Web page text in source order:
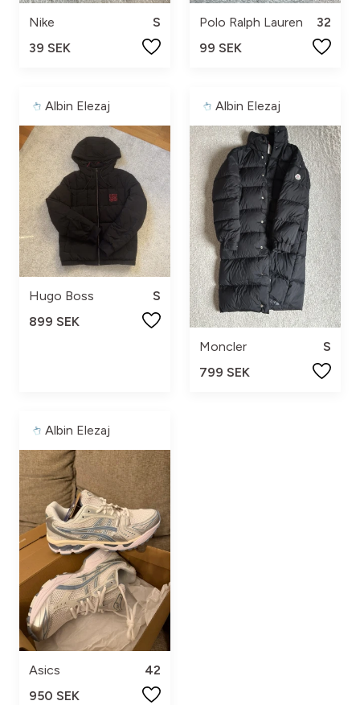
Nike
S
39 SEK
Polo Ralph Lauren
32
99 SEK
Albin Elezaj
Hugo Boss
S
899 SEK
Albin Elezaj
Moncler
S
799 SEK
Albin Elezaj
Asics
42
950 SEK